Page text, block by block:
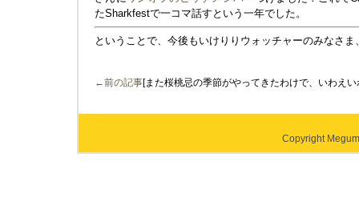
たSharkfestで一コマ話すという一年でした。
ということで、今後もいけりりウォッチャーのみなさ
←前の記事[また桜桃忌の季節がやってきたわけで、いわえ
Copyright